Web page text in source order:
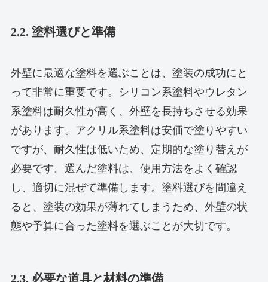
2.2. 塗料選びと準備
外壁に最適な塗料を選ぶことは、塗装の成功にと
って非常に重要です。シリコン系塗料やウレタン
系塗料は耐久性が高く、外壁を長持ちさせる効果
があります。アクリル系塗料は安価で塗りやすい
ですが、耐久性は低いため、定期的な塗り替えが
必要です。選んだ塗料は、使用方法をよく確認
し、適切に混ぜて準備します。塗料選びを間違え
ると、塗装の効果が薄れてしまうため、外壁の状
態や予算に合った塗料を選ぶことが大切です。
2.3. 必要な道具と材料の準備